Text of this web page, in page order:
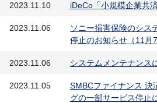
2023.11.10 iDeCo「小規模企業共
2023.11.06
ソニー損害保険のシス
停止のお知らせ（11月7
2023.11.06 システムメンテナンス
2023.11.05
SMBCファイナンス 決
グの一部サービス停止